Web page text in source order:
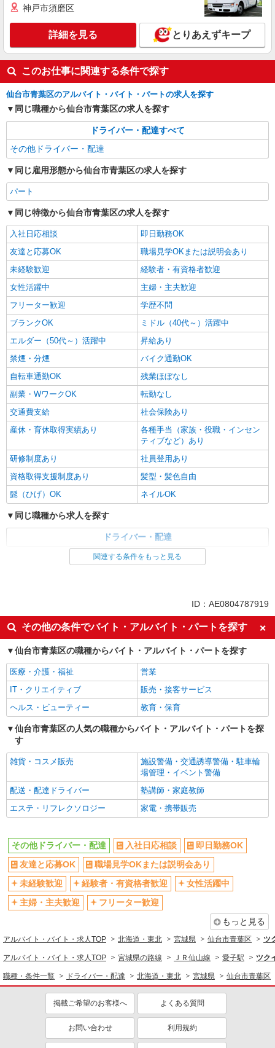
神戸市須磨区
詳細を見る とりあえずキープ
このお仕事に関連する条件で探す
仙台市青葉区のアルバイト・バイト・パートの求人を探す
同じ職種から仙台市青葉区の求人を探す
ドライバー・配達すべて
その他ドライバー・配達
同じ雇用形態から仙台市青葉区の求人を探す
パート
同じ特徴から仙台市青葉区の求人を探す
入社日応相談
即日勤務OK
友達と応募OK
職場見学OKまたは説明会あり
未経験歓迎
経験者・有資格者歓迎
女性活躍中
主婦・主夫歓迎
フリーター歓迎
学歴不問
ブランクOK
ミドル（40代～）活躍中
エルダー（50代～）活躍中
昇給あり
禁煙・分煙
バイク通勤OK
自転車通勤OK
残業ほぼなし
副業・WワークOK
転勤なし
交通費支給
社会保険あり
産休・育休取得実績あり
各種手当（家族・役職・インセン
ティブなど）あり
研修制度あり
社員登用あり
資格取得支援制度あり
髪型・髪色自由
髭（ひげ）OK
ネイルOK
同じ職種から求人を探す
ドライバー・配達
同じ特徴から求人を探す
社会保険あり
産休・育休取得実績あり
社員登用あり
関連する条件をもっと見る
ID：AE0804787919
その他の条件でバイト・アルバイト・パートを探す
仙台市青葉区の職種からバイト・アルバイト・パートを探す
医療・介護・福祉
営業
IT・クリエイティブ
販売・接客サービス
ヘルス・ビューティー
教育・保育
仙台市青葉区の人気の職種からバイト・アルバイト・パートを探
す
雑貨・コスメ販売
施設警備・交通誘導警備・駐車輪
場管理・イベント警備
配送・配達ドライバー
塾講師・家庭教師
エステ・リフレクソロジー
家電・携帯販売
その他ドライバー・配達 入社日応相談
即日勤務OK
友達と応募OK
職場見学OKまたは説明会あり
未経験歓迎
経験者・有資格者歓迎
女性活躍中
主婦・主夫歓迎
フリーター歓迎
もっと見る
アルバイト・バイト・求人TOP 北海道・東北 宮城県 仙台市青葉区 ツ
アルバイト・バイト・求人TOP 宮城県の路線 ＪＲ仙山線 愛子駅 ツク
職種・条件一覧 ドライバー・配達 北海道・東北 宮城県 仙台市青葉区
掲載ご希望のお客様へ よくある質問
お問い合わせ 利用規約